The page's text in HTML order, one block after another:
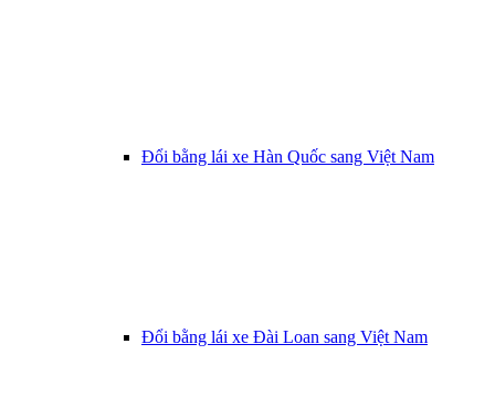
Đổi bằng lái xe Hàn Quốc sang Việt Nam
Đổi bằng lái xe Đài Loan sang Việt Nam